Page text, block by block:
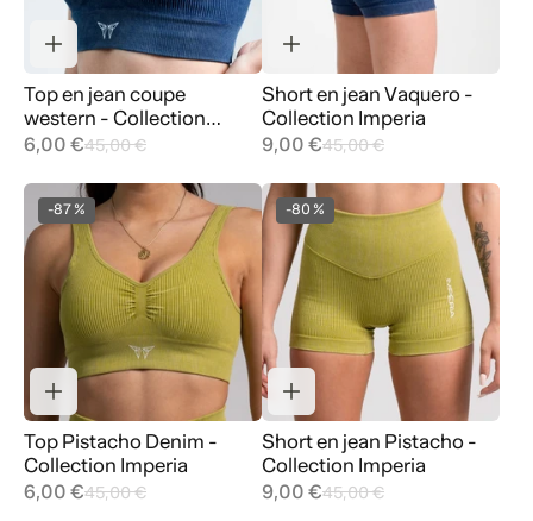
Top en jean coupe
western - Collection
Imperia
6,00 €45,00 €
Short en jean Vaquero -
Collection Imperia
9,00 €45,00 €
-87 %
Top Pistacho Denim -
Collection Imperia
6,00 €45,00 €
-80 %
Short en jean Pistacho -
Collection Imperia
9,00 €45,00 €